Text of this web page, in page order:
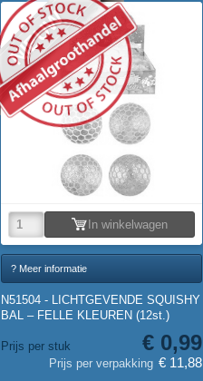
NIEUW
In winkelwagen
? Meer informatie
N51504 - LICHTGEVENDE SQUISHY
BAL – FELLE KLEUREN (12st.)
Prijs per stuk € 0,99
Prijs per verpakking € 11,88